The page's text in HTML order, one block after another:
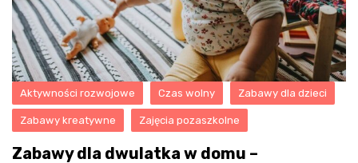
Aktywności rozwojowe Czas wolny Zabawy dla dzieci
Zabawy kreatywne Zajęcia pozaszkolne
Zabawy dla dwulatka w domu –